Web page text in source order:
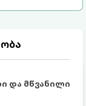
და მწვანილი